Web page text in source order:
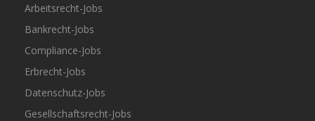
Arbeitsrecht-Jobs
Bankrecht-Jobs
Compliance-Jobs
Erbrecht-Jobs
Datenschutz-Jobs
Gesellschaftsrecht-Jobs